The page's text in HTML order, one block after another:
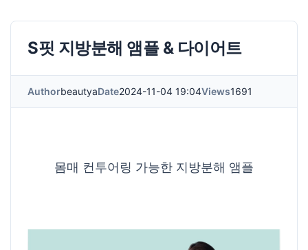
S핏 지방분해 앰플 & 다이어트
AuthorbeautyaDate2024-11-04 19:04Views1691
몸매 컨투어링 가능한 지방분해 앰플